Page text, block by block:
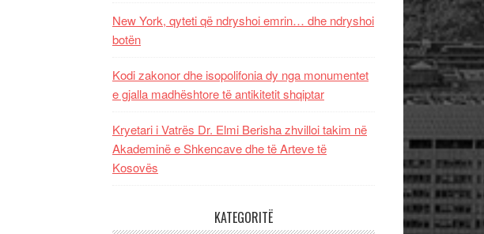
New York, qyteti që ndryshoi emrin… dhe ndryshoi
botën
Kodi zakonor dhe isopolifonia dy nga monumentet
e gjalla madhështore të antikitetit shqiptar
Kryetari i Vatrës Dr. Elmi Berisha zhvilloi takim në
Akademinë e Shkencave dhe të Arteve të
Kosovës
KATEGORITË